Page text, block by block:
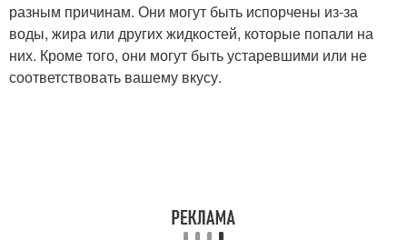
разным причинам. Они могут быть испорчены из-за
воды, жира или других жидкостей, которые попали на
них. Кроме того, они могут быть устаревшими или не
соответствовать вашему вкусу.